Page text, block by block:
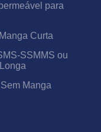
para
Curta
SSMMS ou
Manga